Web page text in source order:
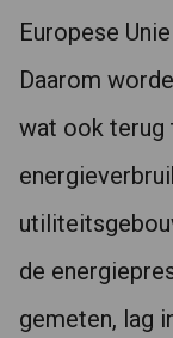
Europese
Daarom
wat ook terug
de
gemeten, lag